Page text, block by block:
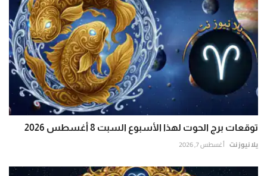
توقعات برج الحوت لهذا الأسبوع السبت 8 أغسطس 2026
يلا نيوز نت أغسطس 7, 2026